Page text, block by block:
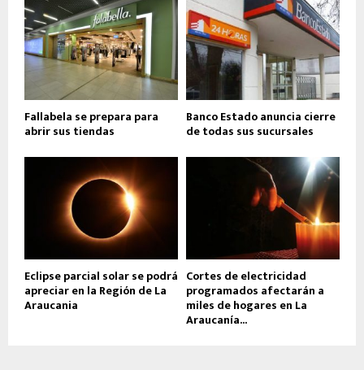
Fallabela se prepara para
abrir sus tiendas
Banco Estado anuncia cierre
de todas sus sucursales
Eclipse parcial solar se podrá
apreciar en la Región de La
Araucania
Cortes de electricidad
programados afectarán a
miles de hogares en La
Araucanía...